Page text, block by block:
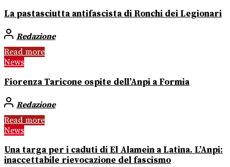
La pastasciutta antifascista di Ronchi dei Legionari
Redazione
Read more
News
Fiorenza Taricone ospite dell’Anpi a Formia
Redazione
Read more
News
Una targa per i caduti di El Alamein a Latina. L’Anpi:
inaccettabile rievocazione del fascismo